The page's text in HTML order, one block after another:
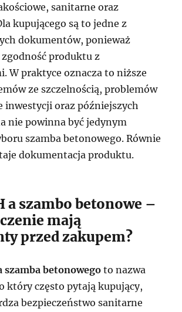
sanitarne oraz
kupującego są to jedne z
dokumentów, ponieważ
produktu z
W praktyce oznacza to niższe
ze szczelnością, problemów
inwestycji oraz późniejszych
nie powinna być jedynym
szamba betonowego. Równie
dokumentacja produktu.
a szambo betonowe –
mają
przed zakupem?
szamba betonowego to nazwa
który często pytają kupujący,
bezpieczeństwo sanitarne